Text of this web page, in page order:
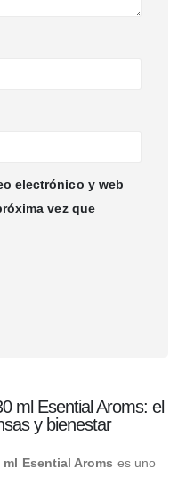
electrónico y web
vez que
ml Esential Aroms: el
y bienestar
Esential Aroms es uno